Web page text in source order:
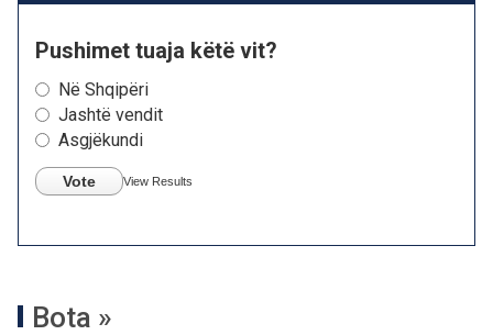
Pushimet tuaja këtë vit?
Në Shqipëri
Jashtë vendit
Asgjëkundi
Vote View Results
Bota »